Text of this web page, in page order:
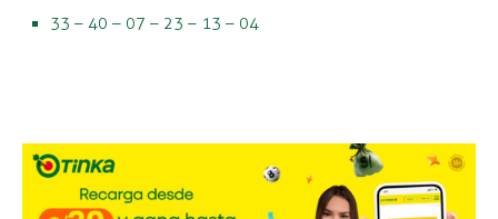
33 – 40 – 07 – 23 – 13 – 04